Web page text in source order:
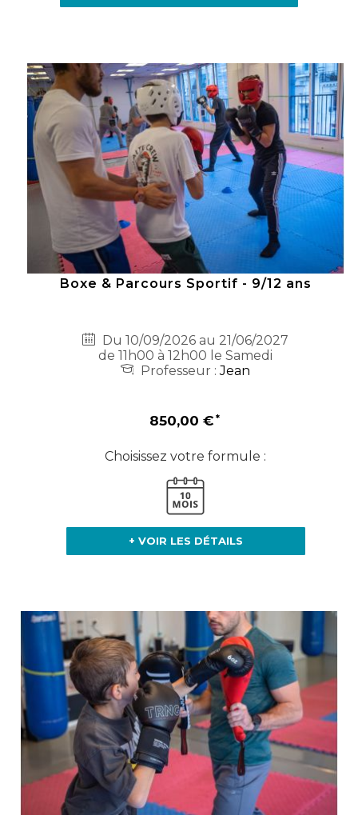
Boxe & Parcours Sportif - 9/12 ans
Du 10/09/2026 au 21/06/2027
de 11h00 à 12h00 le Samedi
Professeur :Jean
850,00 €
Choisissez votre formule :
+ VOIR LES DÉTAILS